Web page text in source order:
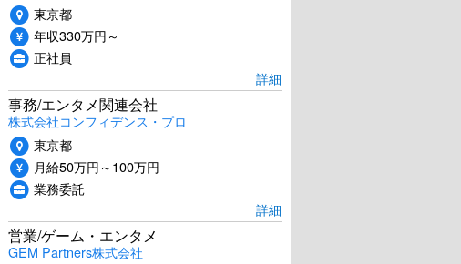
東京都
年収330万円～
正社員
詳細
事務/エンタメ関連会社
株式会社コンフィデンス・プロ
東京都
月給50万円～100万円
業務委託
詳細
営業/ゲーム・エンタメ
GEM Partners株式会社